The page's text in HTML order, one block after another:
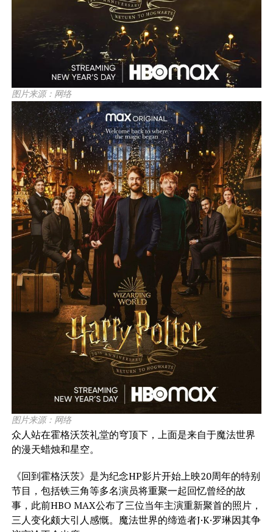
图片来源：网络
图片来源：网络
众人站在霍格沃茨礼堂的穹顶下，上面是来自于魔法世界
的漫天蜡烛和星空。
《回到霍格沃茨》是为纪念HP影片开始上映20周年的特别
节目，包括铁三角等多名演员将重聚一起回忆曾经的故
事，此前HBO MAX公布了三位当年主演重新聚首的照片，
三人变化颇大引人感慨。魔法世界的缔造者J·K·罗琳因其争